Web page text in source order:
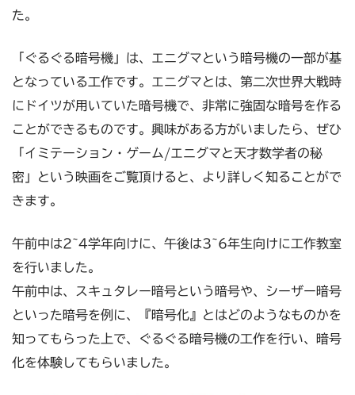
た。
「ぐるぐる暗号機」は、エニグマという暗号機の一部が基
となっている工作です。エニグマとは、第二次世界大戦時
にドイツが用いていた暗号機で、非常に強固な暗号を作る
ことができるものです。興味がある方がいましたら、ぜひ
「イミテーション・ゲーム/エニグマと天才数学者の秘
密」という映画をご覧頂けると、より詳しく知ることがで
きます。
午前中は2~4学年向けに、午後は3~6年生向けに工作教室
を行いました。
午前中は、スキュタレー暗号という暗号や、シーザー暗号
といった暗号を例に、『暗号化』とはどのようなものかを
知ってもらった上で、ぐるぐる暗号機の工作を行い、暗号
化を体験してもらいました。